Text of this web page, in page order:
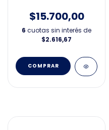
$15.700,00
6 cuotas sin interés de
$2.616,67